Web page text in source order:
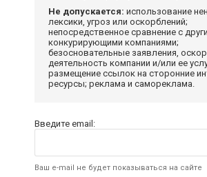
Не допускается: использование
лексики, угроз или оскорблений;
непосредственное сравнение с
конкурирующими компаниями;
безосновательные заявления,
деятельность компании и/или ее
размещение ссылок на сторонние
ресурсы; реклама и самореклама.
Введите email:
Ваш e-mail не будет показываться на сайте